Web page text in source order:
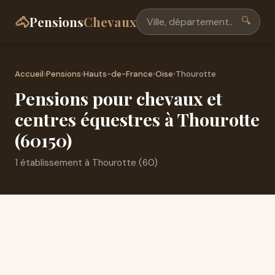
🐴PensionsChevaux 🔍
Accueil›Pensions›Hauts-de-France›Oise›Thourotte
Pensions pour chevaux et
centres équestres à Thourotte
(60150)
1 établissement à Thourotte (60)